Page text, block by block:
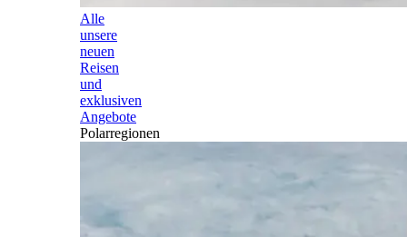
Alle
unsere
neuen
Reisen
und
exklusiven
Angebote
Polarregionen